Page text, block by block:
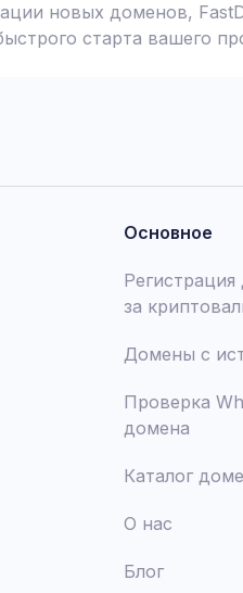
новых доменов,
старта вашего
Основное
за
Домены с
Проверка
домена
Каталог
О нас
Блог